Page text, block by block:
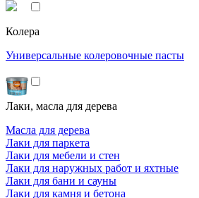
Колера
Универсальные колеровочные пасты
Лаки, масла для дерева
Масла для дерева
Лаки для паркета
Лаки для мебели и стен
Лаки для наружных работ и яхтные
Лаки для бани и сауны
Лаки для камня и бетона